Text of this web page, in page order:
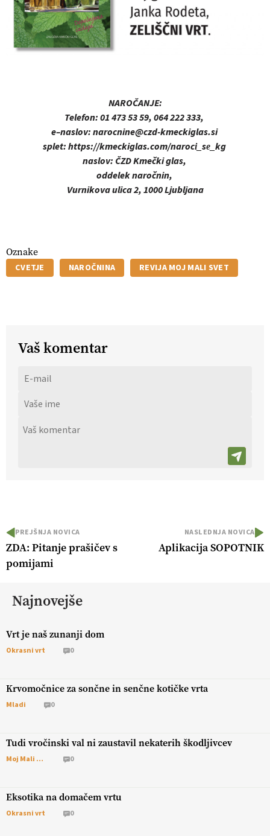
NAROČANJE:
Telefon:01 473 53 59, 064 222 333,
e–naslov:narocnine@czd-kmeckiglas.si
splet:https://kmeckiglas.com/naroci_se_kg
naslov: ČZD Kmečki glas,
oddelek naročnin,
Vurnikova ulica 2, 1000 Ljubljana
Oznake
CVETJE NAROČNINA REVIJA MOJ MALI SVET
Vaš komentar
PREJŠNJA NOVICA
ZDA: Pitanje prašičev s
pomijami
NASLEDNJA NOVICA
Aplikacija SOPOTNIK
Najnovejše
Vrt je naš zunanji dom
Okrasni vrt 0
Krvomočnice za sončne in senčne kotičke vrta
Mladi 0
Tudi vročinski val ni zaustavil nekaterih škodljivcev
Moj Mali Svet 0
Eksotika na domačem vrtu
Okrasni vrt 0